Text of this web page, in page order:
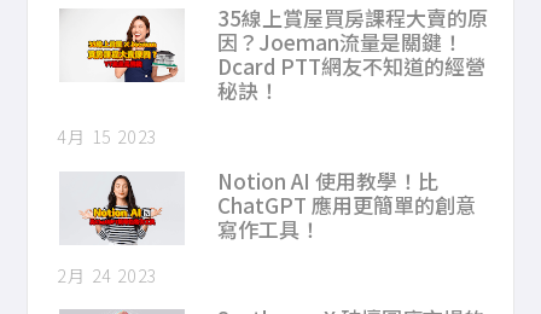
35線上賞屋買房課程大賣的原
因？Joeman流量是關鍵！
Dcard PTT網友不知道的經營
秘訣！
4月 15 2023
Notion AI 使用教學！比
ChatGPT 應用更簡單的創意
寫作工具！
2月 24 2023